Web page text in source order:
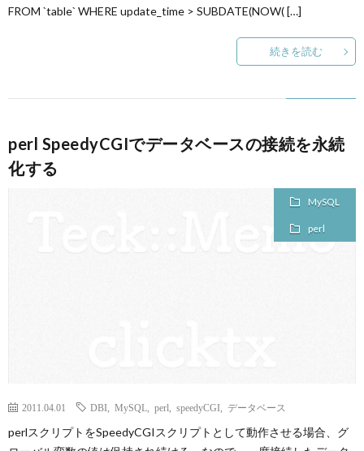
FROM `table` WHERE update_time > SUBDATE(NOW( […]
続きを読む
perl SpeedyCGIでデータベースの接続を永続
化する
MySQL
perl
2011.04.01 DBI MySQL perl speedyCGI データベース
perlスクリプトをSpeedyCGIスクリプトとして動作させる場合、グ